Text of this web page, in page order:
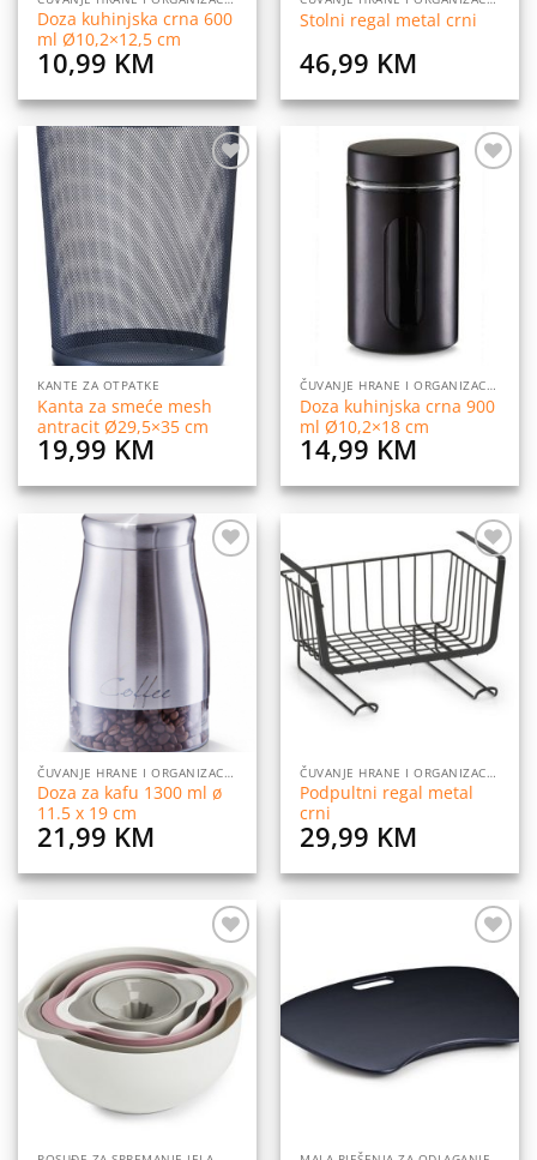
Doza kuhinjska crna 600
ml Ø10,2×12,5 cm
10,99 KM
Stolni regal metal crni
46,99 KM
Dodaj
na
listu
želja
KANTE ZA OTPATKE
Kanta za smeće mesh
antracit Ø29,5×35 cm
19,99 KM
ČUVANJE HRANE I ORGANIZACIJA
Doza kuhinjska crna 900
ml Ø10,2×18 cm
14,99 KM
ČUVANJE HRANE I ORGANIZACIJA
Doza za kafu 1300 ml ø
11.5 x 19 cm
21,99 KM
Dodaj
na
listu
želja
ČUVANJE HRANE I ORGANIZACIJA
Podpultni regal metal
crni
29,99 KM
Dodaj
na
listu
želja
na